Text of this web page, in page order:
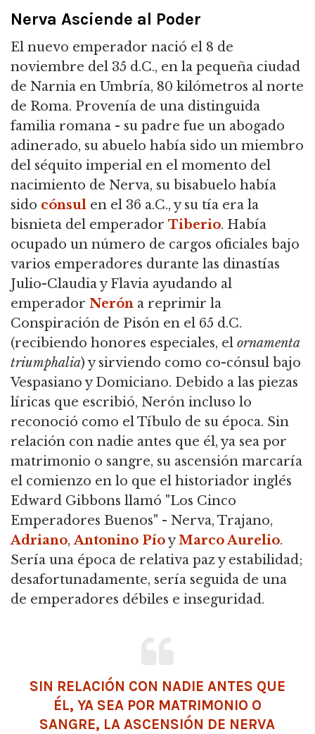
Nerva Asciende al Poder
El nuevo emperador nació el 8 de
noviembre del 35 d.C., en la pequeña ciudad
de Narnia en Umbría, 80 kilómetros al norte
de Roma. Provenía de una distinguida
familia romana - su padre fue un abogado
adinerado, su abuelo había sido un miembro
del séquito imperial en el momento del
nacimiento de Nerva, su bisabuelo había
sido cónsul en el 36 a.C., y su tía era la
bisnieta del emperador Tiberio. Había
ocupado un número de cargos oficiales bajo
varios emperadores durante las dinastías
Julio-Claudia y Flavia ayudando al
emperador Nerón a reprimir la
Conspiración de Pisón en el 65 d.C.
(recibiendo honores especiales, el ornamenta
triumphalia) y sirviendo como co-cónsul bajo
Vespasiano y Domiciano. Debido a las piezas
líricas que escribió, Nerón incluso lo
reconoció como el Tíbulo de su época. Sin
relación con nadie antes que él, ya sea por
matrimonio o sangre, su ascensión marcaría
el comienzo en lo que el historiador inglés
Edward Gibbons llamó "Los Cinco
Emperadores Buenos" - Nerva, Trajano,
Adriano,Antonino PíoyMarco Aurelio.
Sería una época de relativa paz y estabilidad;
desafortunadamente, sería seguida de una
de emperadores débiles e inseguridad.
SIN RELACIÓN CON NADIE ANTES QUE
ÉL, YA SEA POR MATRIMONIO O
SANGRE, LA ASCENSIÓN DE NERVA